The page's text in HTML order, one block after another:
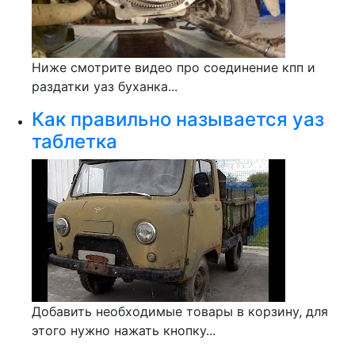
Ниже смотрите видео про соединение кпп и
раздатки уаз буханка...
Как правильно называется уаз
таблетка
Добавить необходимые товары в корзину, для
этого нужно нажать кнопку...